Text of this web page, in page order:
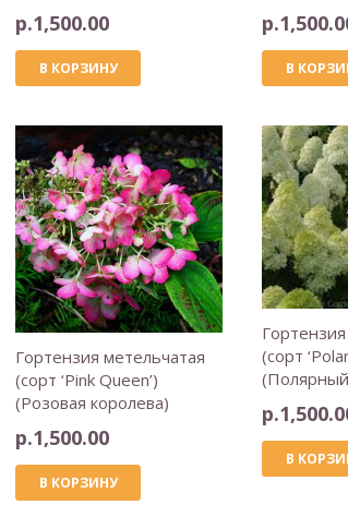
р.1,500.00
В КОРЗИНУ
р.
В
Гортензия метельчатая
(сорт ‘Pink Queen’)
(Розовая королева)
р.1,500.00
В КОРЗИНУ
(сорт
р.
В